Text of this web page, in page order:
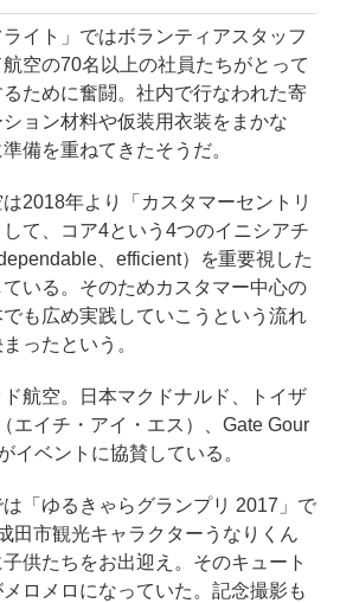
ライト」ではボランティアスタッフ
空の70名以上の社員たちがとって
ために奮闘。社内で行なわれた寄
ョン材料や仮装用衣装をまかな
備を重ねてきたそうだ。
2018年より「カスタマーセントリ
て、コア4という4つのイニシアチ
、efficient）を重要視した
いる。そのためカスタマー中心の
も広め実践していこうという流れ
ったという。
航空。日本マクドナルド、トイザ
エイチ・アイ・エス）、Gate Gour
イベントに協賛している。
「ゆるきゃらグランプリ 2017」で
田市観光キャラクターうなりくん
供たちをお出迎え。そのキュート
ロメロになっていた。記念撮影も